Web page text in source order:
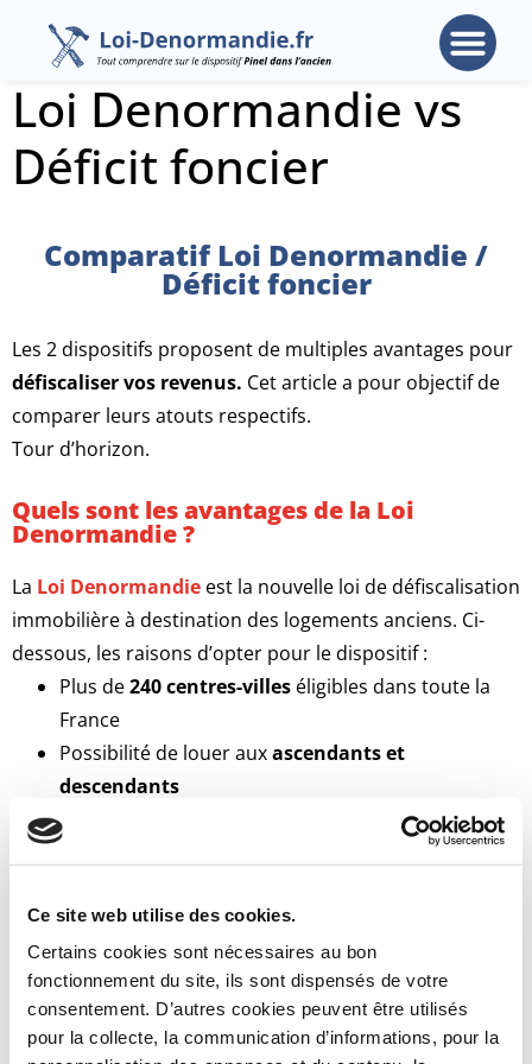
Ce site web utilise des cookies.
Certains cookies sont nécessaires au bon
fonctionnement du site, ils sont dispensés de votre
consentement. D’autres cookies peuvent être utilisés
pour la collecte, la communication d’informations, pour la
Loi Denormandie vs
Déficit foncier
Comparatif Loi Denormandie /
Déficit foncier
Les 2 dispositifs proposent de multiples avantages pour
défiscaliser vos revenus. Cet article a pour objectif de
comparer leurs atouts respectifs.
Tour d’horizon.
Quels sont les avantages de la Loi
Denormandie ?
La Loi Denormandie est la nouvelle loi de défiscalisation
immobilière à destination des logements anciens. Ci-
dessous, les raisons d’opter pour le dispositif :
Plus de240 centres-villes éligibles dans toute la
France
Possibilité de louer auxascendants et
descendants
Réductions d’impôts progressives selon la durée
21% du prix d’achat du bien
Lestravaux de rénovation du bien
le calcul des réductions d’impôt
Déficit foncier : quels avantages ?